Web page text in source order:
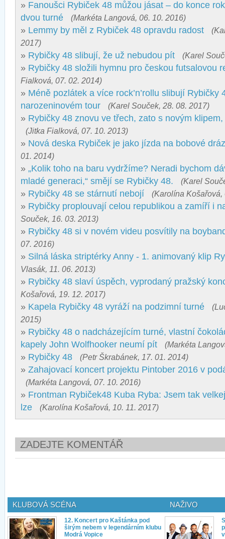
» Fanoušci Rybiček 48 můžou jásat – do konce
dvou turné
(Markéta Langová, 06. 10. 2016)
» Lemmy by měl z Rybiček 48 opravdu radost
2017)
» Rybičky 48 slibují, že už nebudou pít (Karel
» Rybičky 48 složili hymnu pro českou futsalovou
Fialková, 07. 02. 2014)
» Méně pozlátek a více rock’n’rollu slibují Rybičky
narozeninovém tour
(Karel Souček, 28. 08. 2017)
» Rybičky 48 znovu ve třech, zato s novým
(Jitka Fialková, 07. 10. 2013)
» Nová deska Rybiček je jako jízda na bobové
01. 2014)
» „Kolik toho na baru vydržíme? Neradi bychom
mladé generaci,“ smějí se Rybičky 48.
(Karel
» Rybičky 48 se stárnutí nebojí (Karolína Košařová,
» Rybičky proplouvají celou republikou a zamíří i
Souček, 16. 03. 2013)
» Rybičky 48 si v novém videu posvítily na
07. 2016)
» Silná láska striptérky Anny - 1. animovaný klip
Vlasák, 11. 06. 2013)
» Rybičky 48 slaví úspěch, vyprodaný pražský
Košařová, 19. 12. 2017)
» Kapela Rybičky 48 vyráží na podzimní turné
2015)
» Rybičky 48 o nadcházejícím turné, vlastní
kapely John Wolfhooker neumí pít
(Markéta
» Rybičky 48 (Petr Škrabánek, 17. 01. 2014)
» Zahajovací koncert projektu Pintober 2016 v
(Markéta Langová, 07. 10. 2016)
» Frontman Rybiček48 Kuba Ryba: Jsem tak
lze
(Karolína Košařová, 10. 11. 2017)
ZADEJTE KOMENTÁŘ
KLUBOVÁ SCÉNA
12. Koncert pro Kaštánka pod
širým nebem v legendárním klubu
Modrá Vopice
NAŽIVO